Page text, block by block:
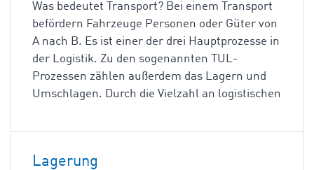
Was bedeutet Transport? Bei einem Transport
befördern Fahrzeuge Personen oder Güter von
A nach B. Es ist einer der drei Hauptprozesse in
der Logistik. Zu den sogenannten TUL-
Prozessen zählen außerdem das Lagern und
Umschlagen. Durch die Vielzahl an logistischen
Lagerung